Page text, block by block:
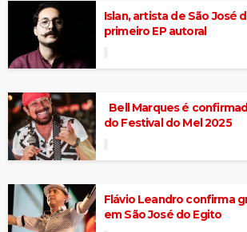
Islan, artista de São José
primeiro EP autoral
Bell Marques é
do Festival do Mel 2025
Flávio Leandro confirma
em São José do Egito